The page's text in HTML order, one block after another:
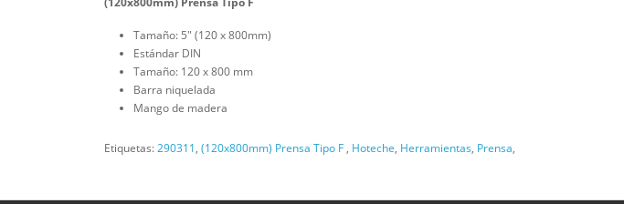
Tamaño: 5" (120 x 800mm)
Estándar DIN
Tamaño: 120 x 800 mm
Barra niquelada
Mango de madera
Etiquetas:290311, (120x800mm) Prensa Tipo F , Hoteche, Herramientas, Prensa,